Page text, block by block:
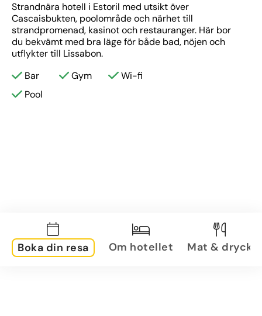
Strandnära hotell i Estoril med utsikt över
Cascaisbukten, poolområde och närhet till
strandpromenad, kasinot och restauranger. Här bor
du bekvämt med bra läge för både bad, nöjen och
utflykter till Lissabon.
Bar
Gym
Wi-fi
Pool
Boka din resa Om hotellet Mat & dryck